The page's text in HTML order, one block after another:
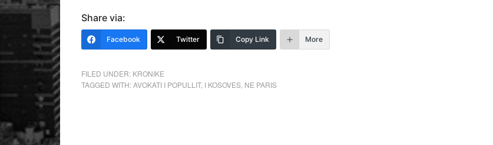
Share via:
Facebook Twitter Copy Link More
FILED UNDER: KRONIKE
TAGGED WITH:AVOKATI I POPULLIT, I KOSOVES NE PARIS